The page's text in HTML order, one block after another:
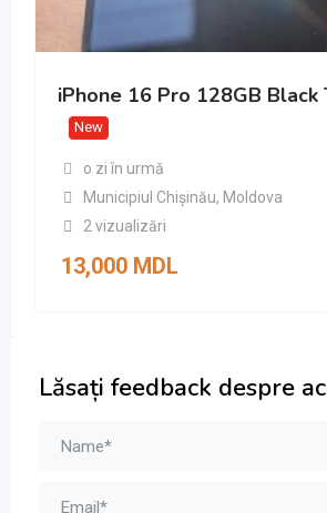
iPhone 16 Pro 128GB Black
New
o zi în urmă
Municipiul Chișinău, Moldova
2 vizualizări
13,000 MDL
Lăsați feedback despre